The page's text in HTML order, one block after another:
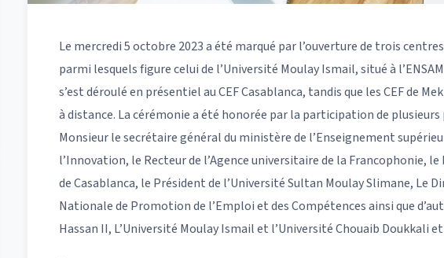
Le mercredi 5 octobre 2023 a été marqué par l’ouverture de trois
parmi lesquels figure celui de l’Université Moulay Ismail, situé à
s’est déroulé en présentiel au CEF Casablanca, tandis que les CEF de
à distance. La cérémonie a été honorée par la participation de
Monsieur le secrétaire général du ministère de l’Enseignement
l’Innovation, le Recteur de l’Agence universitaire de la Francophonie,
de Casablanca, le Président de l’Université Sultan Moulay Slimane, Le
Nationale de Promotion de l’Emploi et des Compétences ainsi que
Hassan II, L’Université Moulay Ismail et l’Université Chouaib Doukkali